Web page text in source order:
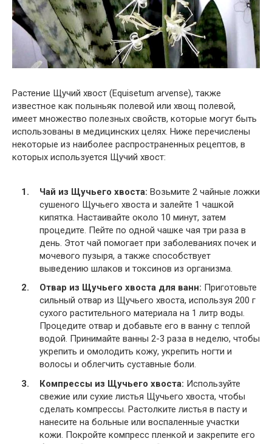
Растение Щучий хвост (Equisetum arvense), также
известное как полыньяк полевой или хвощ полевой,
имеет множество полезных свойств, которые могут быть
использованы в медицинских целях. Ниже перечислены
некоторые из наиболее распространенных рецептов, в
которых используется Щучий хвост:
Чай из Щучьего хвоста: Возьмите 2 чайные ложки
сушеного Щучьего хвоста и залейте 1 чашкой
кипятка. Настаивайте около 10 минут, затем
процедите. Пейте по одной чашке чая три раза в
день. Этот чай помогает при заболеваниях почек и
мочевого пузыря, а также способствует
выведению шлаков и токсинов из организма.
Отвар из Щучьего хвоста для ванн: Приготовьте
сильный отвар из Щучьего хвоста, используя 200 г
сухого растительного материала на 1 литр воды.
Процедите отвар и добавьте его в ванну с теплой
водой. Принимайте ванны 2-3 раза в неделю, чтобы
укрепить и омолодить кожу, укрепить ногти и
волосы и облегчить суставные боли.
Компрессы из Щучьего хвоста: Используйте
свежие или сухие листья Щучьего хвоста, чтобы
сделать компрессы. Растолките листья в пасту и
нанесите на больные или воспаленные участки
кожи. Покройте компресс пленкой и закрепите его